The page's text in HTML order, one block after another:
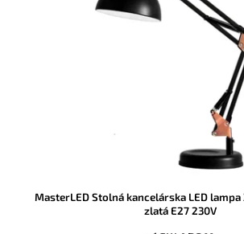
MasterLED Stolná kancelárska LED lampa
zlatá E27 230V